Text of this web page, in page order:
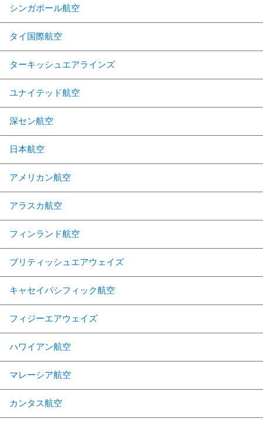
シンガポール航空
タイ国際航空
ターキッシュエアラインズ
ユナイテッド航空
深セン航空
日本航空
アメリカン航空
アラスカ航空
フィンランド航空
ブリティッシュエアウェイズ
キャセイパシフィック航空
フィジーエアウェイズ
ハワイアン航空
マレーシア航空
カンタス航空